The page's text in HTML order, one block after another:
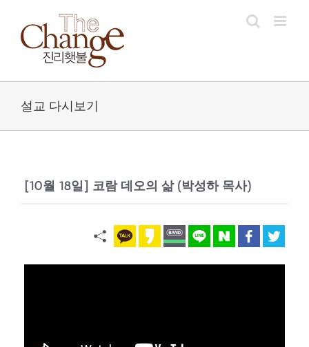
content
설교 다시보기
[10월 18일] 코람 데오의 삶 (박성하 목사)